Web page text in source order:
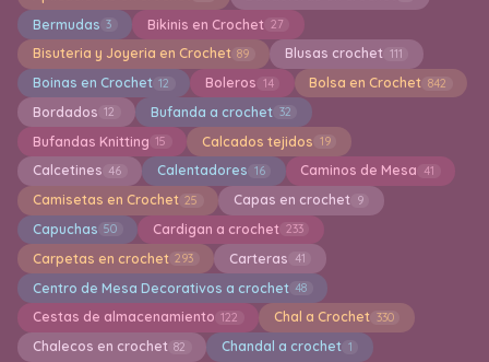
Bermudas 3 Bikinis en Crochet 27
Bisuteria y Joyeria en Crochet 89 Blusas crochet 111
Boinas en Crochet 12 Boleros 14 Bolsa en Crochet 842
Bordados 12 Bufanda a crochet 32
Bufandas Knitting 15 Calcados tejidos 19
Calcetines 46 Calentadores 16 Caminos de Mesa 41
Camisetas en Crochet 25 Capas en crochet 9
Capuchas 50 Cardigan a crochet 233
Carpetas en crochet 293 Carteras 41
Centro de Mesa Decorativos a crochet 48
Cestas de almacenamiento 122 Chal a Crochet 330
Chalecos en crochet 82 Chandal a crochet 1